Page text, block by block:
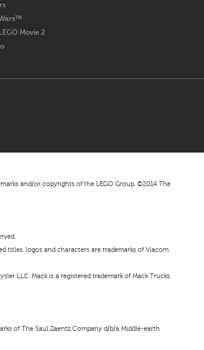
Movie 2
and/or copyrights of the LEGO Group. ©2014 The
titles, logos and characters are trademarks of Viacom
LLC. Mack is a registered trademark of Mack Trucks,
of The Saul Zaentz Company d/b/a Middle-earth